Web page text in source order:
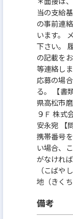
当の支給
の事前連
います。
下さい。
の記載を
等連絡し
応募の場
る。 【書
県高松市
９Ｆ 株式
安永宛 【
携帯番号
い場合、
がなけれ
（こばや
地（きく
備考